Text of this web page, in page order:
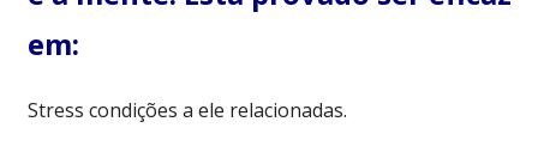
em:
Stress condições a ele relacionadas.